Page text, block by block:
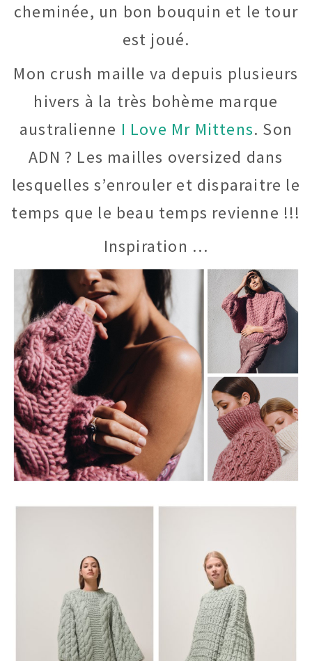
cheminée, un bon bouquin et le tour
est joué.
Mon crush maille va depuis plusieurs
hivers à la très bohème marque
australienne I Love Mr Mittens. Son
ADN ? Les mailles oversized dans
lesquelles s’enrouler et disparaitre le
temps que le beau temps revienne !!!
Inspiration …